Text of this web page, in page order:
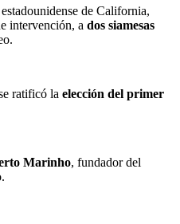
de California,
intervención, a dos siamesas
ratificó la elección del primer
Marinho, fundador del